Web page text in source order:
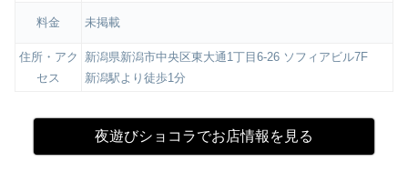
料金 未掲載
住所・アク
セス
新潟県新潟市中央区東大通1丁目6-26 ソフィアビル7F
新潟駅より徒歩1分
夜遊びショコラでお店情報を見る